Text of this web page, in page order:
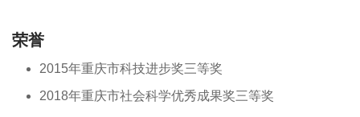
荣誉
2015年重庆市科技进步奖三等奖
2018年重庆市社会科学优秀成果奖三等奖